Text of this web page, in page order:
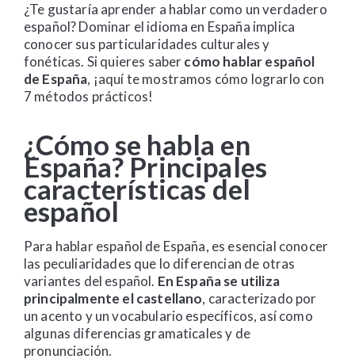
¿Te gustaría aprender a hablar como un verdadero
español? Dominar el idioma en España implica
conocer sus particularidades culturales y
fonéticas. Si quieres sabercómo hablar español
de España, ¡aquí te mostramos cómo lograrlo con
7 métodos prácticos!
¿Cómo se habla en
España? Principales
características del
español
Para hablar español de España, es esencial conocer
las peculiaridades que lo diferencian de otras
variantes del español. En España se utiliza
principalmente el castellano, caracterizado por
un acento y un vocabulario específicos, así como
algunas diferencias gramaticales y de
pronunciación.